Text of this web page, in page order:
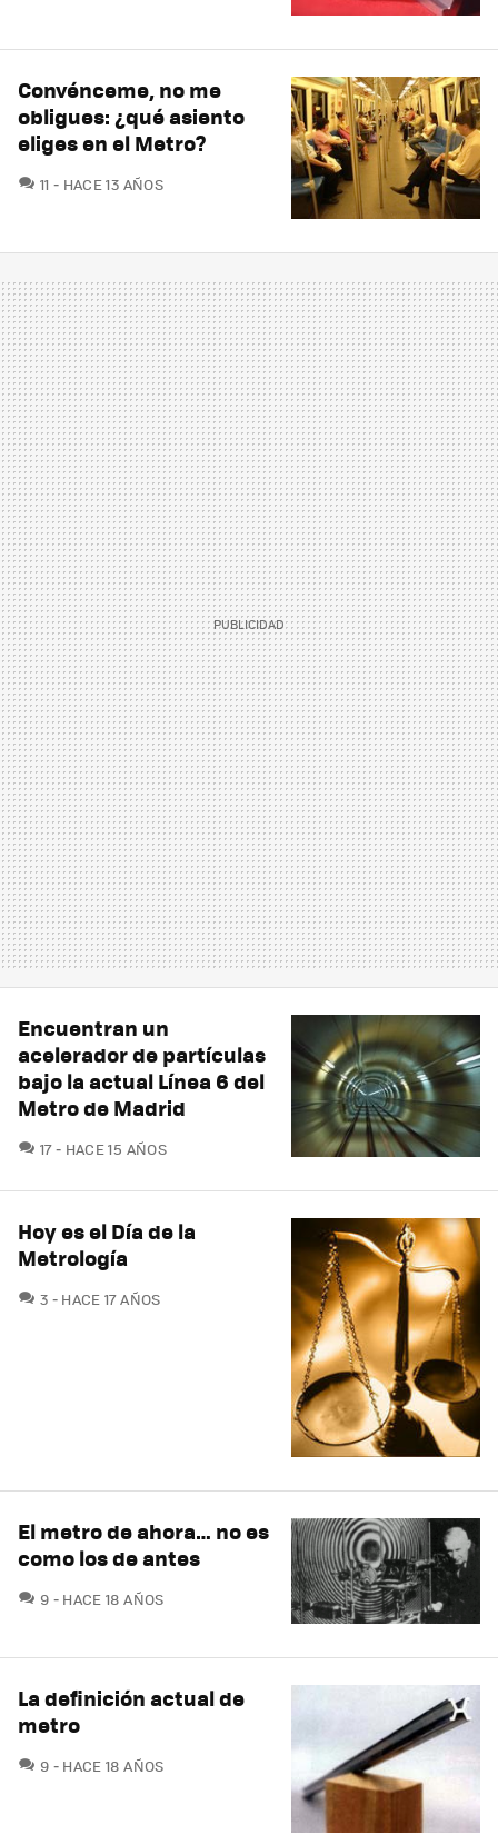
Convénceme, no me
obligues: ¿qué asiento
eliges en el Metro?
11 COMENTARIOS
HACE 13 AÑOS
Encuentran un
acelerador de partículas
bajo la actual Línea 6 del
Metro de Madrid
17COMENTARIOS
HACE 15 AÑOS
Hoy es el Día de la
Metrología
3 COMENTARIOS
HACE 17 AÑOS
El metro de ahora… no es
como los de antes
9 COMENTARIOS
HACE 18 AÑOS
La definición actual de
metro
9 COMENTARIOS
HACE 18 AÑOS